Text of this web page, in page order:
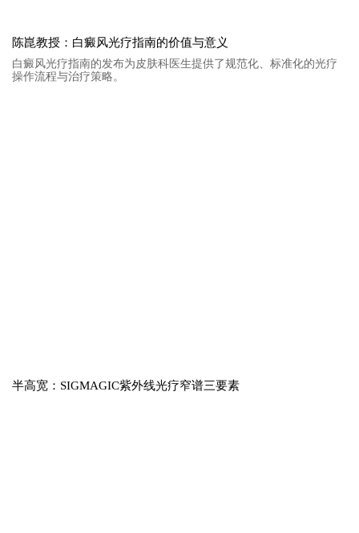
陈崑教授：白癜风光疗指南的价值与意义
白癜风光疗指南的发布为皮肤科医生提供了规范化、标准化的光疗
操作流程与治疗策略。
半高宽：SIGMAGIC紫外线光疗窄谱三要素